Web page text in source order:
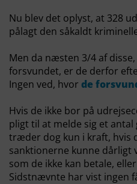
Nu blev det oplyst, at 328
pålagt den såkaldt
Men da næsten 3/4 af
forsvundet, er de derfor
Ingen ved, hvor de
Hvis de ikke bor på
pligt til at melde sig et antal
træder dog kun i kraft, hvis
sanktionerne kunne dårligt
som de ikke kan betale,
Sidstnævnte har vist ingen